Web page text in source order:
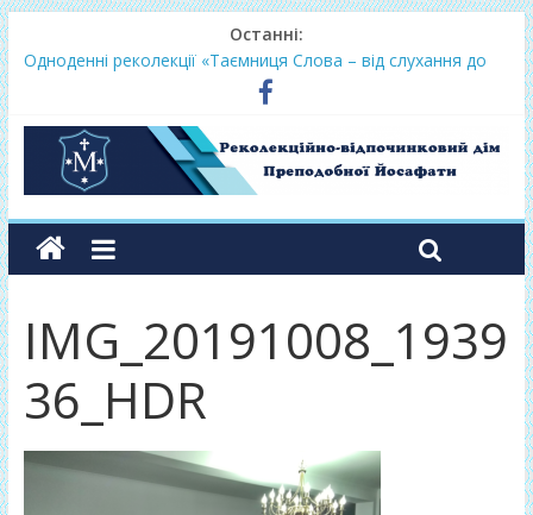
Останні:
Одноденні реколекції «Таємниця Слова – від слухання до
Lectio Divina – єв.Матея 2026
Нове життя в Христі – осінь 2026
Фундамент у вересні 2026
IMG_20191008_1939
36_HDR